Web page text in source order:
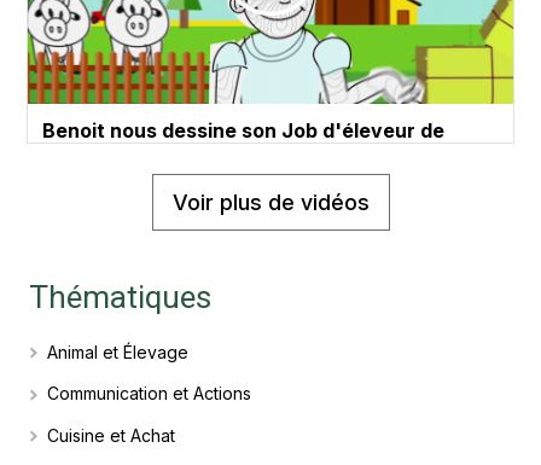
Benoit nous dessine son Job d'éleveur de
Voir plus de vidéos
Thématiques
Animal et Élevage
Communication et Actions
Cuisine et Achat